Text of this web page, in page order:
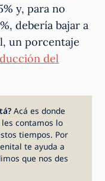
y, para no
debería bajar a
un porcentaje
del
Acá es donde
contamos lo
tiempos. Por
te ayuda a
que nos des